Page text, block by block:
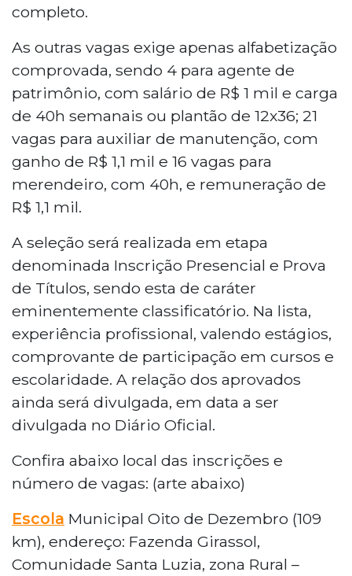
completo.
As outras vagas exige apenas alfabetização
comprovada, sendo 4 para agente de
patrimônio, com salário de R$ 1 mil e carga
de 40h semanais ou plantão de 12x36; 21
vagas para auxiliar de manutenção, com
ganho de R$ 1,1 mil e 16 vagas para
merendeiro, com 40h, e remuneração de
R$ 1,1 mil.
A seleção será realizada em etapa
denominada Inscrição Presencial e Prova
de Títulos, sendo esta de caráter
eminentemente classificatório. Na lista,
experiência profissional, valendo estágios,
comprovante de participação em cursos e
escolaridade. A relação dos aprovados
ainda será divulgada, em data a ser
divulgada no Diário Oficial.
Confira abaixo local das inscrições e
número de vagas: (arte abaixo)
Escola Municipal Oito de Dezembro (109
km), endereço: Fazenda Girassol,
Comunidade Santa Luzia, zona Rural –